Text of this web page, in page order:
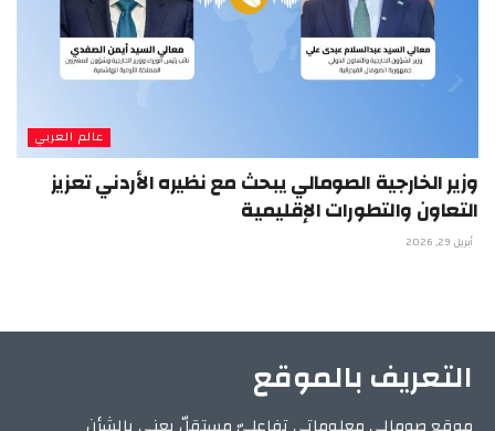
عالم العربي
وزير الخارجية الصومالي يبحث مع نظيره الأردني تعزيز
التعاون والتطورات الإقليمية
أبريل 29, 2026
التعريف بالموقع